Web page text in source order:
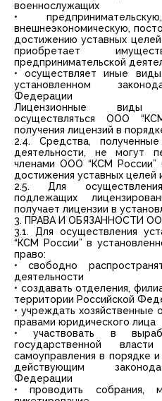
военнослужащих
•
внешнеэкономическую,
достижению уставных
приобретает
предпринимательской
• осуществляет иные
установленном
Федерации
Лицензионные виды
осуществляться ООО
получения лицензий в
2.4. Средства,
деятельности, не могут
членами ООО “КСМ России”
достижения уставных целей
2.5. Для
подлежащих
получает лицензии в
3. ПРАВА И ОБЯЗАННОСТИ
3.1. Для осуществления
“КСМ России” в
право:
• свободно
деятельности
• создавать отделения,
территории Российской
• учреждать
правами юридического лица
• участвовать в
государственной
самоуправления в порядке
действующим
Федерации
• проводить собрания,